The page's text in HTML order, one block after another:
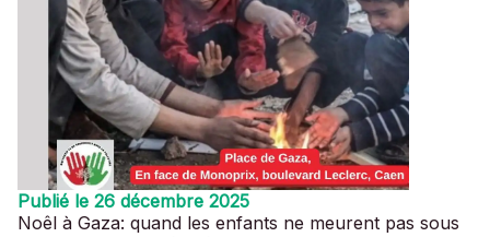
Publié le 26 décembre 2025
Noêl à Gaza: quand les enfants ne meurent pas sous